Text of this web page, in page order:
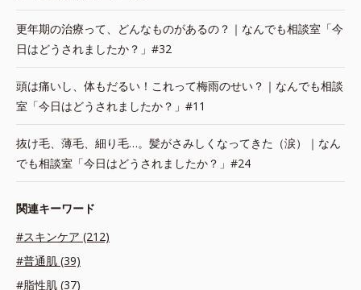
更年期の治療って、どんなものがあるの？｜なんでも相談室「今
日はどうされましたか？」#32
頭は痛いし、体もだるい！これって梅雨のせい？｜なんでも相談
室「今日はどうされましたか？」#11
抜け毛、薄毛、細り毛…。髪がさみしくなってきた（涙）｜なん
でも相談室「今日はどうされましたか？」#24
関連キーワード
#スキンケア (212)
#普通肌 (39)
#脂性肌 (37)